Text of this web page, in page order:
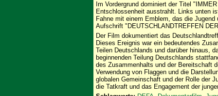
Im Vordergrund dominiert der Titel
Entschlossenheit ausstrahlt. Links unten
Fahne mit einem Emblem, das die
Aufschrift "DEUTSCHLANDTREFFEN
Der Film dokumentiert das
Dieses Ereignis war ein bedeutendes
Teilen Deutschlands und darüber hinaus,
beginnenden Teilung Deutschlands
des Zusammenhalts und der Bereitschaft
Verwendung von Flaggen und die
globalen Gemeinschaft und der Rolle der
die Tatkraft und das Engagement der